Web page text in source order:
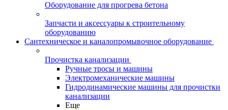
Оборудование для прогрева бетона
Запчасти и аксессуары к строительному
оборудованию
Сантехническое и каналопромывочное оборудование
Прочистка канализации
Ручные тросы и машины
Электромеханические машины
Гидродинамические машины для прочистки
канализации
Еще